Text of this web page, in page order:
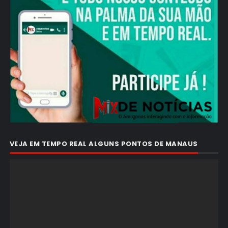
VEJA EM TEMPO REAL ALGUNS PONTOS DE MANAUS